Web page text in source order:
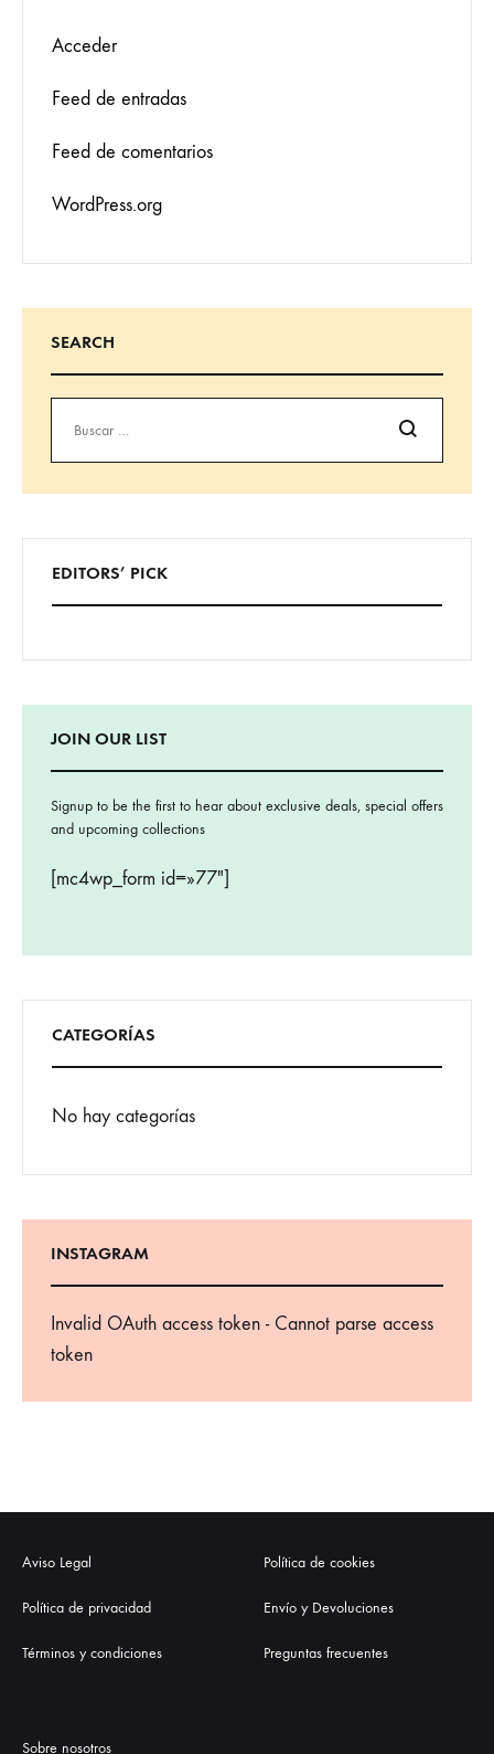
Acceder
Feed de entradas
Feed de comentarios
WordPress.org
SEARCH
Buscar
EDITORS’ PICK
JOIN OUR LIST
Signup to be the first to hear about exclusive deals, special offers
and upcoming collections
[mc4wp_form id=»77″]
CATEGORÍAS
No hay categorías
INSTAGRAM
Invalid OAuth access token - Cannot parse access
token
Aviso Legal
Política de privacidad
Términos y condiciones
Política de cookies
Envío y Devoluciones
Preguntas frecuentes
Sobre nosotros